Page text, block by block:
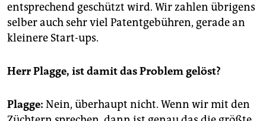
entsprechend geschützt wird. Wir zahlen übrigens
selber auch sehr viel Patentgebühren, gerade an
kleinere Start-ups.
Herr Plagge, ist damit das Problem gelöst?
Plagge: Nein, überhaupt nicht. Wenn wir mit den